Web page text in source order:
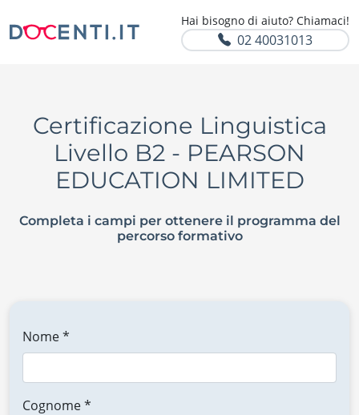
Hai bisogno di aiuto? Chiamaci!
02 40031013
Certificazione Linguistica
Livello B2 - PEARSON
EDUCATION LIMITED
Completa i campi per ottenere il programma del
percorso formativo
Nome *
Cognome *